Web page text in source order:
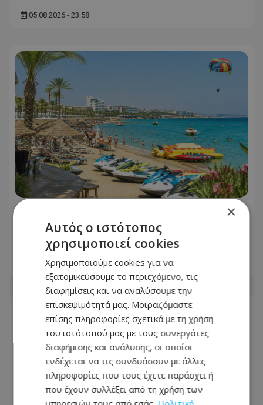
05.08.2026 - 23:58
μεγάλο στοίχημα που κρίνει ολόκληρη
τη χρονιά
05.08.2026 - 06:20
×
Αυτός ο ιστότοπος
χρησιμοποιεί cookies
Χρησιμοποιούμε cookies για να
εξατομικεύσουμε το περιεχόμενο, τις
διαφημίσεις και να αναλύσουμε την
επισκεψιμότητά μας. Μοιραζόμαστε
επίσης πληροφορίες σχετικά με τη χρήση
του ιστότοπού μας με τους συνεργάτες
διαφήμισης και ανάλυσης, οι οποίοι
ενδέχεται να τις συνδυάσουν με άλλες
πληροφορίες που τους έχετε παράσχει ή
που έχουν συλλέξει από τη χρήση των